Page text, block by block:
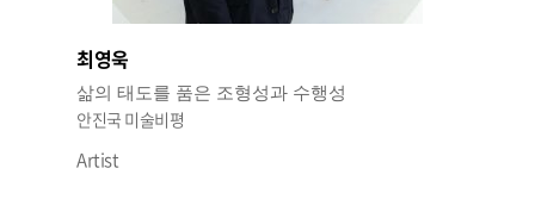
최영욱
삶의 태도를 품은 조형성과 수행성
안진국 미술비평
Artist